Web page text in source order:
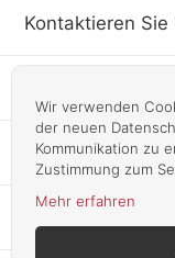
Wir verwenden
der neuen
Kommunikation zu
Zustimmung zum
Mehr erfahren
Kontaktieren Sie
Infos